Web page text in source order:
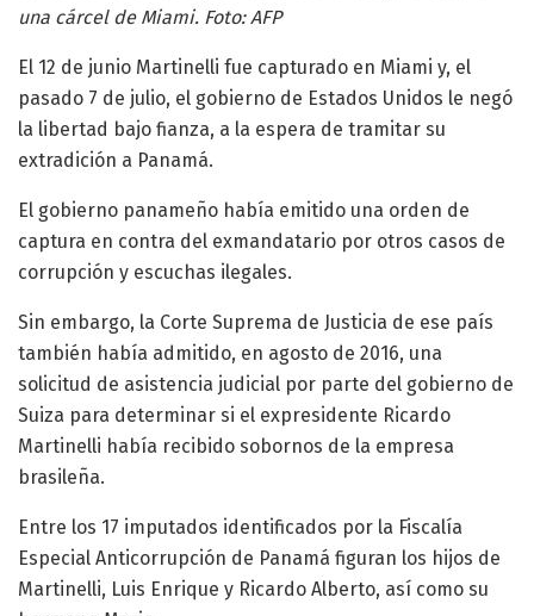
una cárcel de Miami. Foto: AFP
El 12 de junio Martinelli fue capturado en Miami y, el
pasado 7 de julio, el gobierno de Estados Unidos le negó
la libertad bajo fianza, a la espera de tramitar su
extradición a Panamá.
El gobierno panameño había emitido una orden de
captura en contra del exmandatario por otros casos de
corrupción y escuchas ilegales.
Sin embargo, la Corte Suprema de Justicia de ese país
también había admitido, en agosto de 2016, una
solicitud de asistencia judicial por parte del gobierno de
Suiza para determinar si el expresidente Ricardo
Martinelli había recibido sobornos de la empresa
brasileña.
Entre los 17 imputados identificados por la Fiscalía
Especial Anticorrupción de Panamá figuran los hijos de
Martinelli, Luis Enrique y Ricardo Alberto, así como su